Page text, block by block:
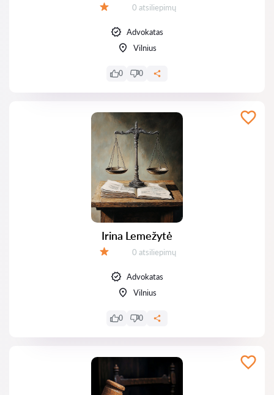
Atsiliepimų:
0 atsiliepimų
Advokatas
Vilnius
0 0
Irina Lemežytė
Atsiliepimų:
0 atsiliepimų
Advokatas
Vilnius
0 0